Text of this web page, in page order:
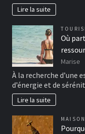
Lire la suite
Où
Marise
À la recherche d’une
d’énergie et de
Lire la suite
MAISON